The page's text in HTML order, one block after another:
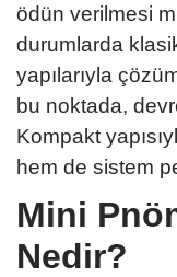
ödün verilmesi
durumlarda
yapılarıyla
bu noktada,
Kompakt
hem de sistem
Mini
Nedir?